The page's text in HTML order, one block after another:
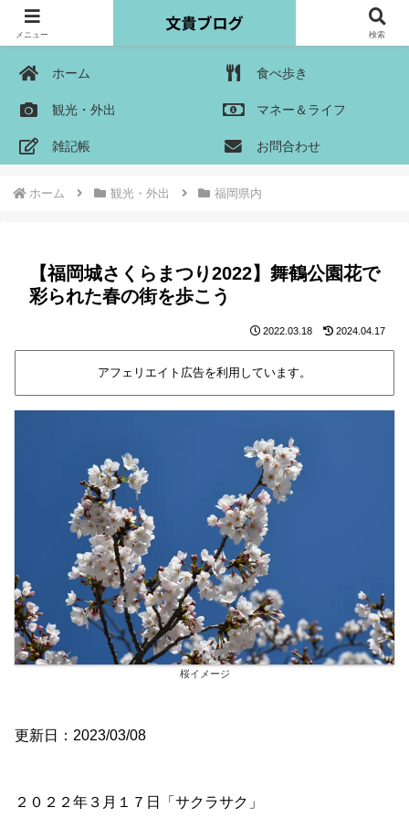
ホーム 食べ歩き
観光・外出 マネー＆ライフ
雑記帳 お問合わせ
ホーム 観光・外出 福岡県内
【福岡城さくらまつり2022】舞鶴公園花で
彩られた春の街を歩こう
2022.03.18 2024.04.17
アフェリエイト広告を利用しています。
桜イメージ
更新日：2023/03/08
２０２２年３月１７日「サクラサク」
メニュー 検索